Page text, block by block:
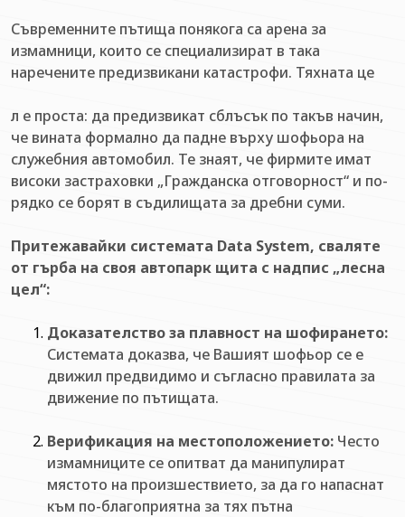
Съвременните пътища понякога са арена за
измамници, които се специализират в така
наречените предизвикани катастрофи. Тяхната це
л е проста: да предизвикат сблъсък по такъв начин,
че вината формално да падне върху шофьора на
служебния автомобил. Те знаят, че фирмите имат
високи застраховки „Гражданска отговорност“ и по-
рядко се борят в съдилищата за дребни суми.
Притежавайки системата Data System, сваляте
от гърба на своя автопарк щита с надпис „лесна
цел“:
Доказателство за плавност на шофирането:
Системата доказва, че Вашият шофьор се е
движил предвидимо и съгласно правилата за
движение по пътищата.
Верификация на местоположението: Често
измамниците се опитват да манипулират
мястото на произшествието, за да го напаснат
към по-благоприятна за тях пътна